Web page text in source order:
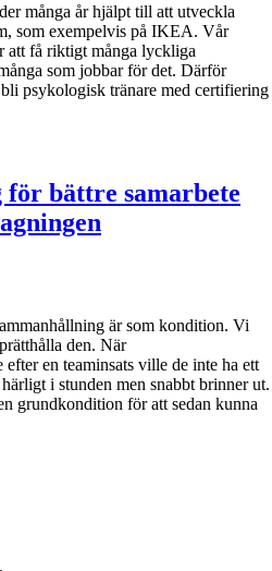
många år hjälpt till att utveckla
som exempelvis på IKEA. Vår
att få riktigt många lyckliga
som jobbar för det. Därför
psykologisk tränare med certifiering
bättre samarbete
är som kondition. Vi
den. När
en teaminsats ville de inte ha ett
i stunden men snabbt brinner ut.
grundkondition för att sedan kunna